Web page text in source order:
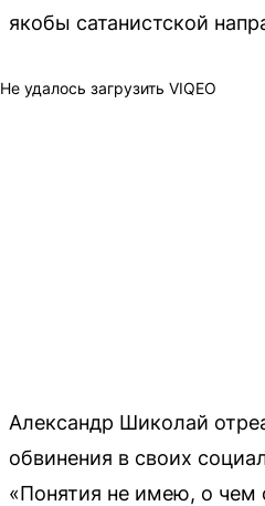
якобы сатанистской
Не удалось загрузить VIQEO
Александр Шиколай
обвинения в своих
«Понятия не имею, о